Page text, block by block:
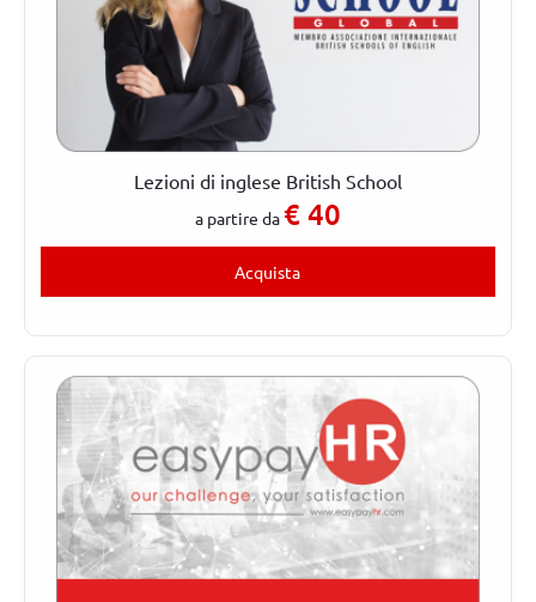
Lezioni di inglese British School
a partire da€40
Acquista